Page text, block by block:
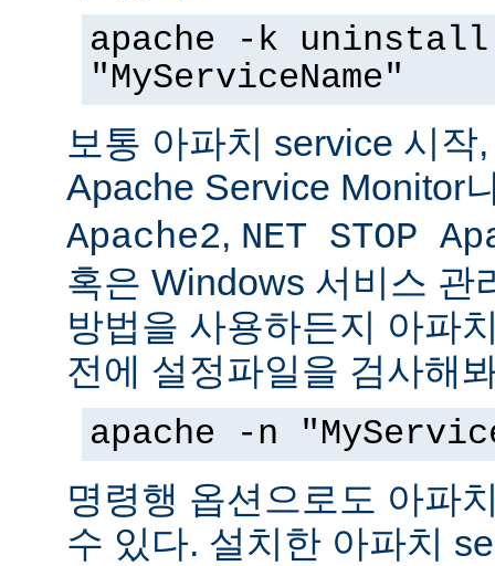
apache -k
"MyServiceName"
보통 아파치 service 시작
Apache Service Monitor
Apache2, NET STOP
혹은 Windows 서비스 관
방법을 사용하든지 아파
전에 설정파일을 검사해
apache -n
명령행 옵션으로도 아파
수 있다. 설치한 아파치